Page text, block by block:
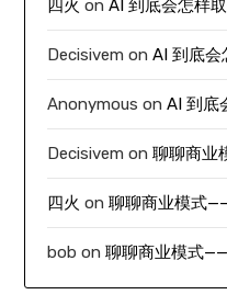
四火 onAI 到底会怎样
Decisivem onAI 到底会
Anonymous onAI 到底
Decisivem on聊聊商业
四火 on聊聊商业模式
bob on聊聊商业模式